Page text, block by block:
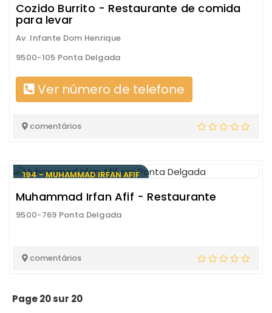
Cozido Burrito - Restaurante de comida
para levar
Av. Infante Dom Henrique
9500-105 Ponta Delgada
Ver número de telefone
comentários
194 - MUHAMMAD IRFAN AFIF
Muhammad Irfan Afif - Restaurante
9500-769 Ponta Delgada
comentários
Page 20 sur 20